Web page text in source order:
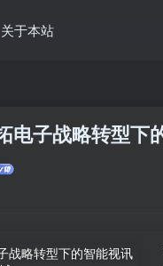
关于本站
电子战略转型